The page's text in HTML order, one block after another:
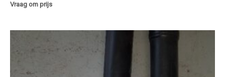
Vraag om prijs